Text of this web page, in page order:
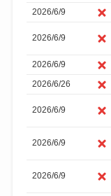
2026/6/9
2026/6/9
2026/6/9
2026/6/26
2026/6/9
2026/6/9
2026/6/9